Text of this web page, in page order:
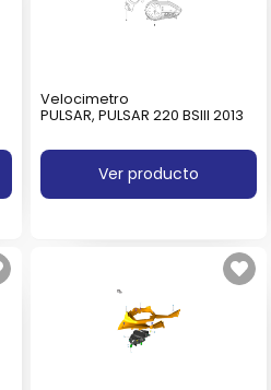
Velocimetro
PULSAR, PULSAR 220 BSIII 2013
Ver producto